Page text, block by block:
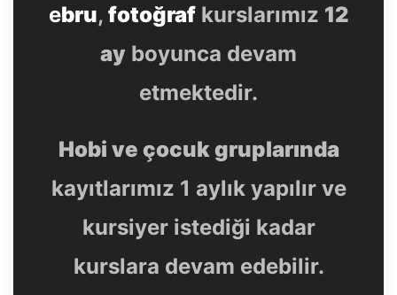
ebru, fotoğrafkurslarımız 12
ay boyunca devam
etmektedir.
Hobi ve çocuk gruplarında
kayıtlarımız 1 aylık yapılır ve
kursiyer istediği kadar
kurslara devam edebilir.